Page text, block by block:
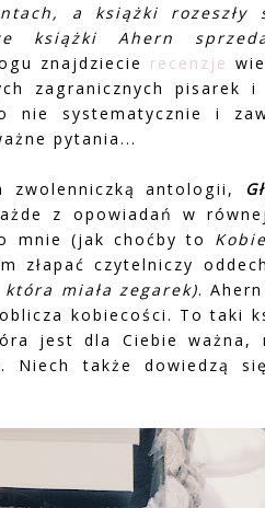
a książki
książki Ahern
znajdziecie recenzje
zagranicznych pisarek
nie systematycznie i
pytania...
zwolenniczką antologii,
z opowiadań w
mnie (jak choćby to
złapać czytelniczy
miała zegarek).
kobiecości. To taki
jest dla Ciebie ważna,
Niech także dowiedzą